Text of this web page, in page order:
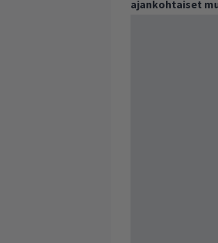
ajankohtaiset